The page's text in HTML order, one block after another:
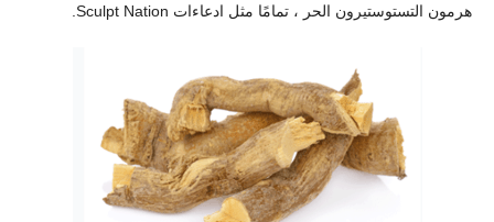
هرمون التستوستيرون الحر ، تمامًا مثل ادعاءات Sculpt Nation.